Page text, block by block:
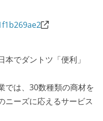
でダントツ「便利」
では、30数種類の商材を
ニーズに応えるサービス